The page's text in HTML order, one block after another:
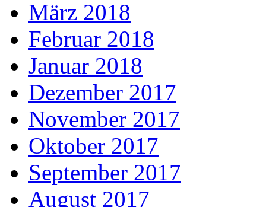
März 2018
Februar 2018
Januar 2018
Dezember 2017
November 2017
Oktober 2017
September 2017
August 2017